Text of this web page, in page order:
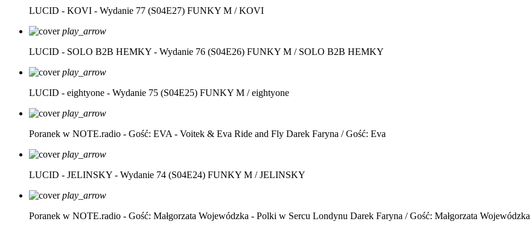
LUCID - KOVI - Wydanie 77 (S04E27) FUNKY M / KOVI
play_arrow
LUCID - SOLO B2B HEMKY - Wydanie 76 (S04E26) FUNKY M / SOLO B2B HEMKY
play_arrow
LUCID - eightyone - Wydanie 75 (S04E25) FUNKY M / eightyone
play_arrow
Poranek w NOTE.radio - Gość: EVA - Voitek & Eva Ride and Fly Darek Faryna / Gość: Eva
play_arrow
LUCID - JELINSKY - Wydanie 74 (S04E24) FUNKY M / JELINSKY
play_arrow
Poranek w NOTE.radio - Gość: Małgorzata Wojewódzka - Polki w Sercu Londynu Darek Faryna / Gość: Małgorzata Wojewódzka